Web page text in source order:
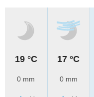
19 °C
0 mm
17 °C
0 mm